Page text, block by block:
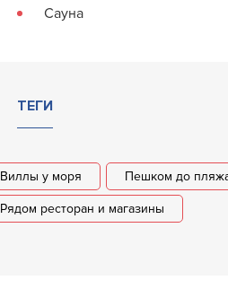
Сауна
ТЕГИ
Виллы у моря Пешком до
Рядом ресторан и магазины